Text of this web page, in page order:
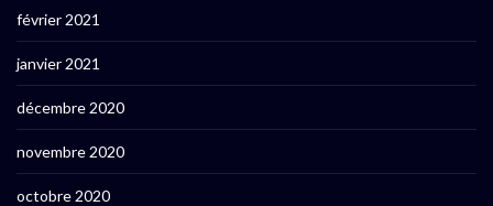
février 2021
janvier 2021
décembre 2020
novembre 2020
octobre 2020